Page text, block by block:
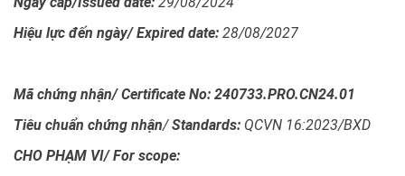
Hiệu lực đến ngày/ Expired date: 28/08/2027
Mã chứng nhận/ Certificate No: 240733.PRO.CN24.01
Tiêu chuẩn chứng nhận/Standards: QCVN 16:2023/BXD
CHO PHẠM VI/For scope: